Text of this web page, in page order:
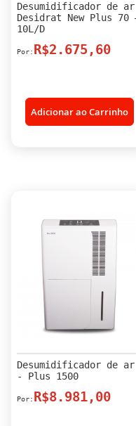
Desumidificador de ar
Desidrat New Plus 70
10L/D
R$2.675,60
Adicionar ao Carrinho
Desumidificador de ar
- Plus 1500
R$8.981,00